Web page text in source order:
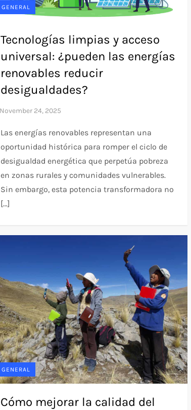
GENERAL
Tecnologías limpias y acceso
universal: ¿pueden las energías
renovables reducir
desigualdades?
Las energías renovables representan una
oportunidad histórica para romper el ciclo de
desigualdad energética que perpetúa pobreza
en zonas rurales y comunidades vulnerables.
Sin embargo, esta potencia transformadora no
[…]
GENERAL
Cómo mejorar la calidad del